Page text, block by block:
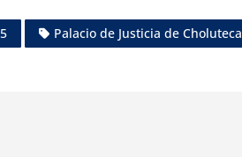
Palacio de Justicia de Choluteca